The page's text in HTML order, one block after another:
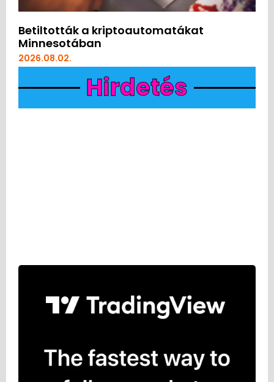
Betiltották a kriptoautomatákat
Minnesotában
2026.08.02.
Hirdetés